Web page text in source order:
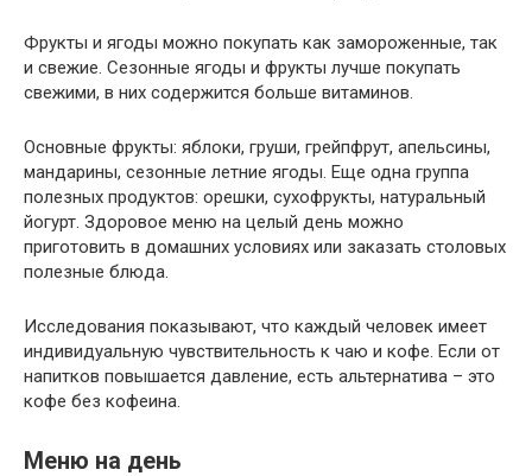
Фрукты и ягоды можно покупать как замороженные, так
и свежие. Сезонные ягоды и фрукты лучше покупать
свежими, в них содержится больше витаминов.
Основные фрукты: яблоки, груши, грейпфрут, апельсины,
мандарины, сезонные летние ягоды. Еще одна группа
полезных продуктов: орешки, сухофрукты, натуральный
йогурт. Здоровое меню на целый день можно
приготовить в домашних условиях или заказать столовых
полезные блюда.
Исследования показывают, что каждый человек имеет
индивидуальную чувствительность к чаю и кофе. Если от
напитков повышается давление, есть альтернатива – это
кофе без кофеина.
Меню на день